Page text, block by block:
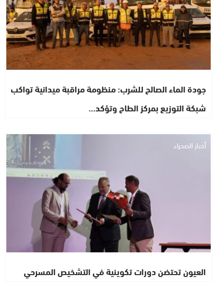
جودة الماء الصالح للشرب: منظومة مراقبة ميدانية تواكب
شبكة التوزيع بمركز الطاح وتؤكد…
أخبار الصحراء
العيون تحتضن دورات تكوينية في التشخيص المسرحي